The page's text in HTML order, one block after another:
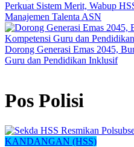
Perkuat Sistem Merit, Wabup
Manajemen Talenta ASN
Dorong Generasi Emas 2045,
Guru dan Pendidikan Inklusif
Pos Polisi
KANDANGAN (HSS)